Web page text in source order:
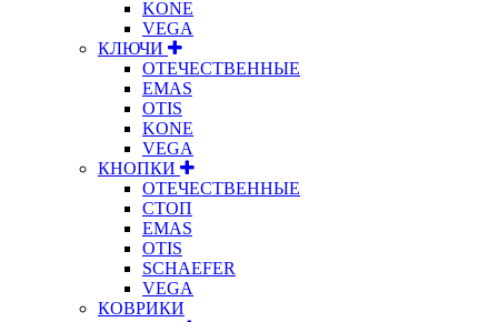
KONE
VEGA
КЛЮЧИ
ОТЕЧЕСТВЕННЫЕ
EMAS
OTIS
KONE
VEGA
КНОПКИ
ОТЕЧЕСТВЕННЫЕ
СТОП
EMAS
OTIS
SCHAEFER
VEGA
КОВРИКИ